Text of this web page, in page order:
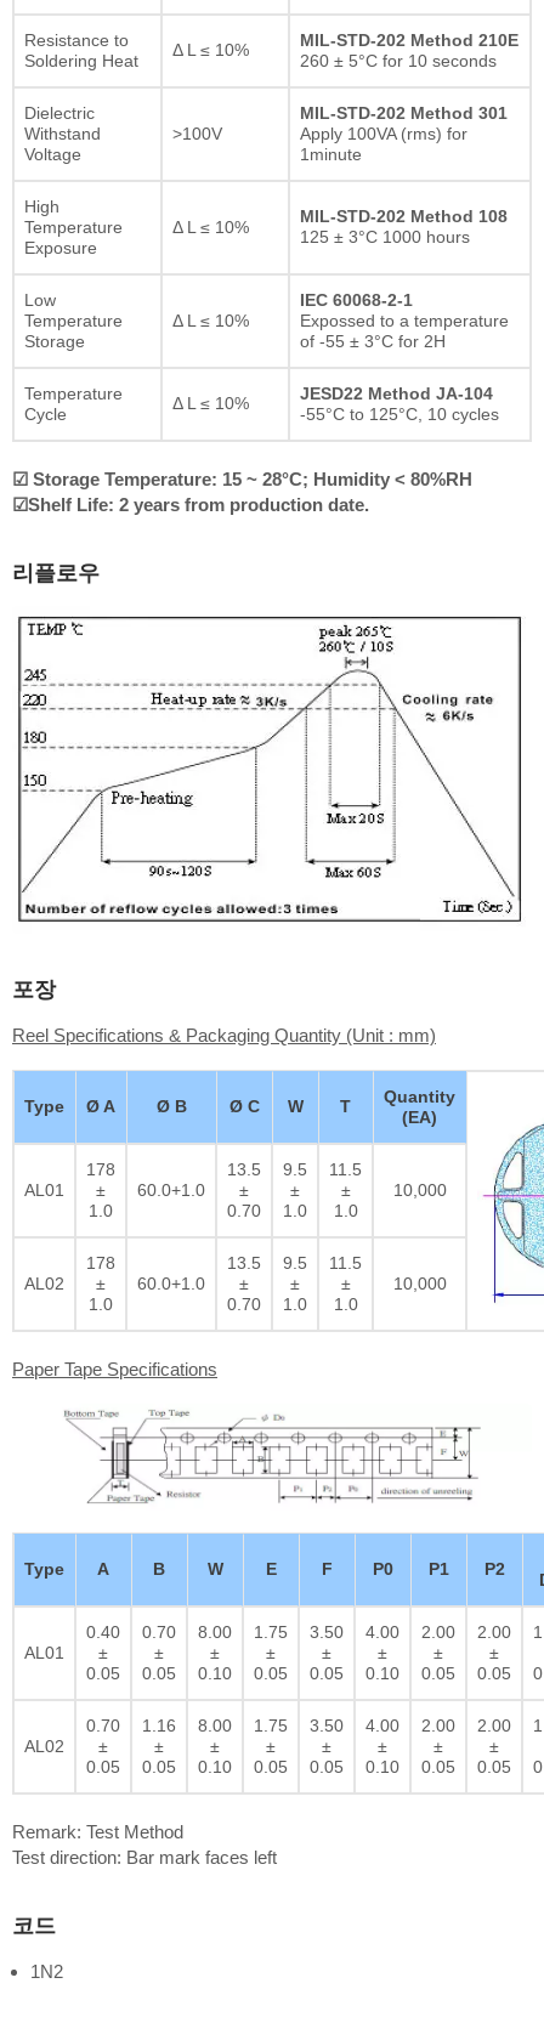
Resistance to
Soldering Heat
Δ L ≤ 10%
MIL-STD-202 Method 210E
260 ± 5°C for 10 seconds
Dielectric
Withstand
Voltage
>100V
MIL-STD-202 Method 301
Apply 100VA (rms) for
1minute
High
Temperature
Exposure
Δ L ≤ 10%
MIL-STD-202 Method 108
125 ± 3°C 1000 hours
Low
Temperature
Storage
Δ L ≤ 10%
IEC 60068-2-1
Expossed to a temperature
of -55 ± 3°C for 2H
Temperature
Cycle
Δ L ≤ 10%
JESD22 Method JA-104
-55°C to 125°C, 10 cycles
☑ Storage Temperature: 15 ~ 28°C; Humidity < 80%RH
☑Shelf Life: 2 years from production date.
리플로우
포장
Reel Specifications & Packaging Quantity (Unit : mm)
Type Ø A Ø B Ø C W T
Quantity
(EA)
AL01
178
±
1.0
60.0+1.0
13.5
±
0.70
9.5
±
1.0
11.5
±
1.0
10,000
AL02
178
±
1.0
60.0+1.0
13.5
±
0.70
9.5
±
1.0
11.5
±
1.0
10,000
Paper Tape Specifications
Type A B W E F P0 P1 P2
AL01
0.40
±
0.05
0.70
±
0.05
8.00
±
0.10
1.75
±
0.05
3.50
±
0.05
4.00
±
0.10
2.00
±
0.05
2.00
±
0.05
AL02
0.70
±
0.05
1.16
±
0.05
8.00
±
0.10
1.75
±
0.05
3.50
±
0.05
4.00
±
0.10
2.00
±
0.05
2.00
±
0.05
Remark: Test Method
Test direction: Bar mark faces left
코드
1N2